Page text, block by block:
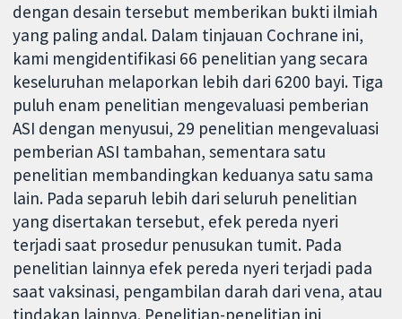
dengan desain tersebut memberikan bukti ilmiah
yang paling andal. Dalam tinjauan Cochrane ini,
kami mengidentifikasi 66 penelitian yang secara
keseluruhan melaporkan lebih dari 6200 bayi. Tiga
puluh enam penelitian mengevaluasi pemberian
ASI dengan menyusui, 29 penelitian mengevaluasi
pemberian ASI tambahan, sementara satu
penelitian membandingkan keduanya satu sama
lain. Pada separuh lebih dari seluruh penelitian
yang disertakan tersebut, efek pereda nyeri
terjadi saat prosedur penusukan tumit. Pada
penelitian lainnya efek pereda nyeri terjadi pada
saat vaksinasi, pengambilan darah dari vena, atau
tindakan lainnya. Penelitian-penelitian ini